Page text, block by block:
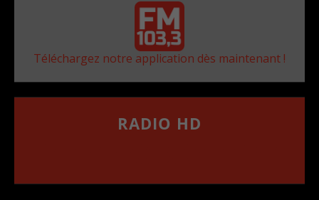
Téléchargez notre application dès maintenant !
RADIO HD